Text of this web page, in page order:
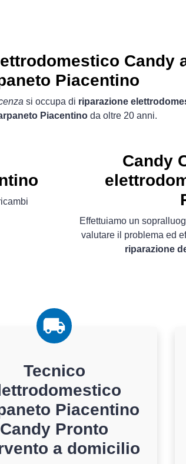
Candy
Piacentino
si occupa di riparazione
Piacentino da oltre 20 anni.
Candy
Effettuiamo un
valutare il problema ed
riparazione
Tecnico
Piacentino
Candy Pronto
a domicilio